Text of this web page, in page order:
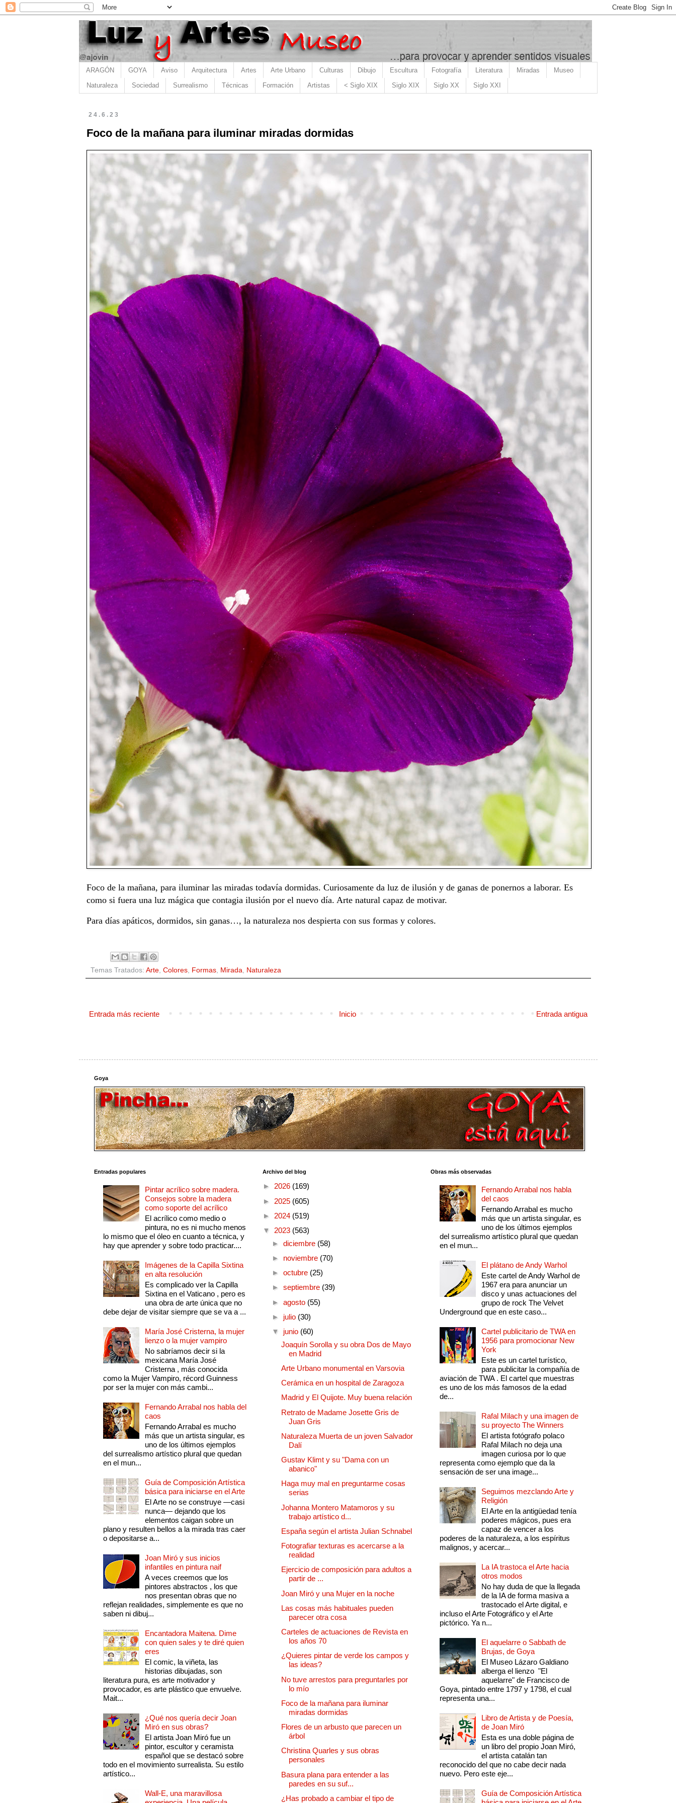
ARAGÓN GOYA Aviso Arquitectura Artes Arte Urbano Culturas Dibujo Escultura Fotografía Literatura Miradas Museo
Naturaleza Sociedad Surrealismo Técnicas Formación Artistas < Siglo XIX Siglo XIX Siglo XX Siglo XXI
24.6.23
Foco de la mañana para iluminar miradas dormidas
Foco de la mañana, para iluminar las miradas todavía dormidas. Curiosamente da luz de ilusión y de ganas de ponernos a laborar. Es
como si fuera una luz mágica que contagia ilusión por el nuevo día. Arte natural capaz de motivar.
Para días apáticos, dormidos, sin ganas…, la naturaleza nos despierta con sus formas y colores.
Temas Tratados: Arte, Colores, Formas, Mirada Naturaleza
Entrada más reciente Entrada antigua
Inicio
Goya
Entradas populares
Pintar acrílico sobre madera.
Consejos sobre la madera
como soporte del acrílico
El acrílico como medio o
pintura, no es ni mucho menos
lo mismo que el óleo en cuanto a técnica, y
hay que aprender y sobre todo practicar....
Imágenes de la Capilla Sixtina
en alta resolución
Es complicado ver la Capilla
Sixtina en el Vaticano , pero es
una obra de arte única que no
debe dejar de visitar siempre que se va a ...
María José Cristerna, la mujer
lienzo o la mujer vampiro
No sabríamos decir si la
mexicana María José
Cristerna , más conocida
como la Mujer Vampiro, récord Guinness
por ser la mujer con más cambi...
Fernando Arrabal nos habla del
caos
Fernando Arrabal es mucho
más que un artista singular, es
uno de los últimos ejemplos
del surrealismo artístico plural que quedan
en el mun...
Guía de Composición Artística
básica para iniciarse en el Arte
El Arte no se construye —casi
nunca— dejando que los
elementos caigan sobre un
plano y resulten bellos a la mirada tras caer
o depositarse a...
Joan Miró y sus inicios
infantiles en pintura naif
A veces creemos que los
pintores abstractos , los que
nos presentan obras que no
reflejan realidades, simplemente es que no
saben ni dibuj...
Encantadora Maitena. Dime
con quien sales y te diré quien
eres
El comic, la viñeta, las
historias dibujadas, son
literatura pura, es arte motivador y
provocador, es arte plástico que envuelve.
Mait...
¿Qué nos quería decir Joan
Miró en sus obras?
El artista Joan Miró fue un
pintor, escultor y ceramista
español que se destacó sobre
todo en el movimiento surrealista. Su estilo
artístico...
Wall-E, una maravillosa
Archivo del blog
► 2026 (169)
► 2025 (605)
► 2024 (519)
▼ 2023 (563)
► diciembre (58)
► noviembre (70)
► octubre (25)
► septiembre (39)
► agosto (55)
► julio (30)
▼ junio (60)
Joaquín Sorolla y su obra Dos de Mayo
en Madrid
Arte Urbano monumental en Varsovia
Cerámica en un hospital de Zaragoza
Madrid y El Quijote. Muy buena relación
Retrato de Madame Josette Gris de
Juan Gris
Naturaleza Muerta de un joven Salvador
Dalí
Gustav Klimt y su "Dama con un
abanico"
Haga muy mal en preguntarme cosas
serias
Johanna Montero Matamoros y su
trabajo artístico d...
España según el artista Julian Schnabel
Fotografiar texturas es acercarse a la
realidad
Ejercicio de composición para adultos a
partir de ...
Joan Miró y una Mujer en la noche
Las cosas más habituales pueden
parecer otra cosa
Carteles de actuaciones de Revista en
los años 70
¿Quieres pintar de verde los campos y
las ideas?
No tuve arrestos para preguntarles por
lo mío
Foco de la mañana para iluminar
miradas dormidas
Flores de un arbusto que parecen un
árbol
Christina Quarles y sus obras
personales
Basura plana para entender a las
paredes en su suf...
¿Has probado a cambiar el tipo de
Obras más observadas
Fernando Arrabal nos habla
del caos
Fernando Arrabal es mucho
más que un artista singular, es
uno de los últimos ejemplos
del surrealismo artístico plural que quedan
en el mun...
El plátano de Andy Warhol
Este cartel de Andy Warhol de
1967 era para anunciar un
disco y unas actuaciones del
grupo de rock The Velvet
Underground que en este caso...
Cartel publicitario de TWA en
1956 para promocionar New
York
Este es un cartel turístico,
para publicitar la compañía de
aviación de TWA . El cartel que muestras
es uno de los más famosos de la edad
de...
Rafal Milach y una imagen de
su proyecto The Winners
El artista fotógrafo polaco
Rafal Milach no deja una
imagen curiosa por lo que
representa como ejemplo que da la
sensación de ser una image...
Seguimos mezclando Arte y
Religión
El Arte en la antigüedad tenía
poderes mágicos, pues era
capaz de vencer a los
poderes de la naturaleza, a los espíritus
malignos, y acercar...
La IA trastoca el Arte hacia
otros modos
No hay duda de que la llegada
de la IA de forma masiva a
trastocado el Arte digital, e
incluso el Arte Fotográfico y el Arte
pictórico. Ya n...
El aquelarre o Sabbath de
Brujas, de Goya
El Museo Lázaro Galdiano
alberga el lienzo "El
aquelarre" de Francisco de
Goya, pintado entre 1797 y 1798, el cual
representa una...
Libro de Artista y de Poesía,
de Joan Miró
Esta es una doble página de
un libro del propio Joan Miró,
el artista catalán tan
reconocido del que no cabe decir nada
nuevo. Pero este eje...
Guía de Composición Artística